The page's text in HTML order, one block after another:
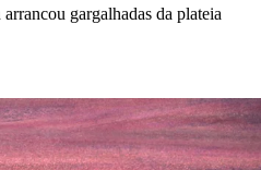
gargalhadas da plateia